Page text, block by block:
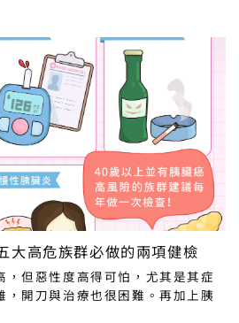
大高危族群必做的兩項健檢
，但惡性度高得可怕，尤其是其症
，開刀與治療也很困難。再加上胰